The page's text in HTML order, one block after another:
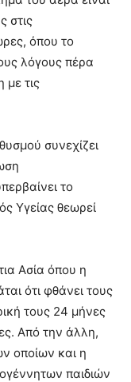
στις
όπου το
λόγους πέρα
τις
συνεχίζει
το
Υγείας θεωρεί
Ασία όπου η
ότι φθάνει τους
τους 24 μήνες
Από την άλλη,
οποίων και η
παιδιών